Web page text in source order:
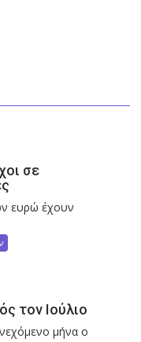
σε
ευρώ έχουν
τον Ιούλιο
μήνα ο